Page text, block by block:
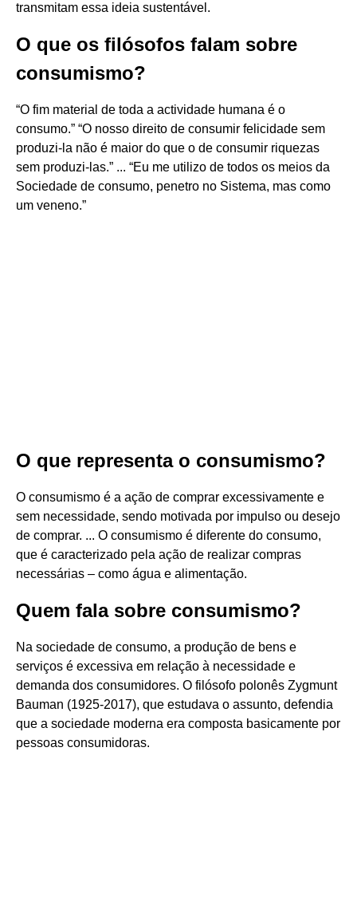
transmitam essa ideia sustentável.
O que os filósofos falam sobre
consumismo?
“O fim material de toda a actividade humana é o
consumo.” “O nosso direito de consumir felicidade sem
produzi-la não é maior do que o de consumir riquezas
sem produzi-las.” ... “Eu me utilizo de todos os meios da
Sociedade de consumo, penetro no Sistema, mas como
um veneno.”
O que representa o consumismo?
O consumismo é a ação de comprar excessivamente e
sem necessidade, sendo motivada por impulso ou desejo
de comprar. ... O consumismo é diferente do consumo,
que é caracterizado pela ação de realizar compras
necessárias – como água e alimentação.
Quem fala sobre consumismo?
Na sociedade de consumo, a produção de bens e
serviços é excessiva em relação à necessidade e
demanda dos consumidores. O filósofo polonês Zygmunt
Bauman (1925-2017), que estudava o assunto, defendia
que a sociedade moderna era composta basicamente por
pessoas consumidoras.